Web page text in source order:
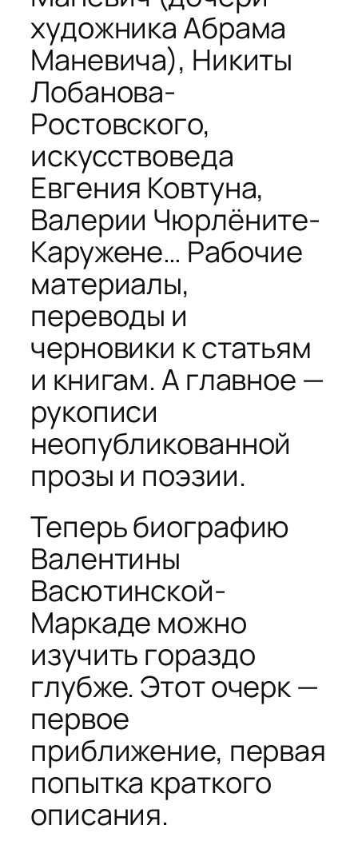
художника Абрама
Маневича), Никиты
Лобанова-
Ростовского,
искусствоведа
Евгения Ковтуна,
Валерии Чюрлёните-
Каружене… Рабочие
материалы,
переводы и
черновики к статьям
и книгам. А главное —
рукописи
неопубликованной
прозы и поэзии.
Теперь биографию
Валентины
Васютинской-
Маркаде можно
изучить гораздо
глубже. Этот очерк —
первое
приближение, первая
попытка краткого
описания.